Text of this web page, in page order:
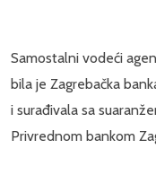
Samostalni vodeći
bila je Zagrebačka
i surađivala sa
Privrednom bankom